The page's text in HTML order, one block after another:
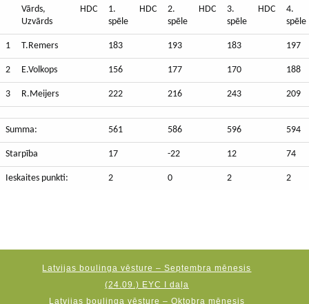
Vārds,
Uzvārds
HDC
1.
spēle
HDC
2.
spēle
HDC
3.
spēle
HDC
4.
spēle
1 T.Remers 183 193 183 197
2 E.Volkops 156 177 170 188
3 R.Meijers 222 216 243 209
Summa: 561 586 596 594
Starpība 17 -22 12 74
Ieskaites punkti: 2 0 2 2
Latvijas boulinga vēsture – Septembra mēnesis
(24.09.) EYC I daļa
Latvijas boulinga vēsture – Oktobra mēnesis